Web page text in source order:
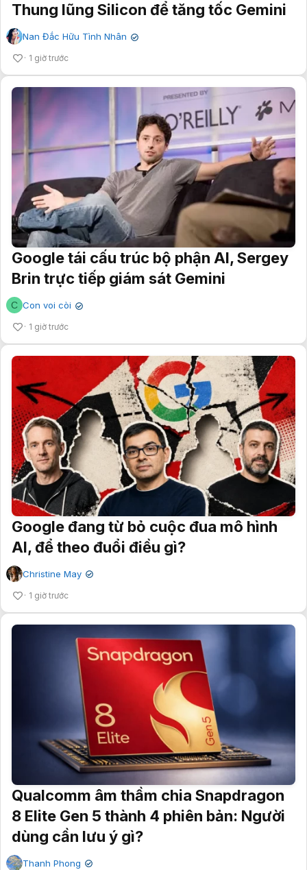
Thung lũng Silicon để tăng tốc Gemini
Nan Đắc Hữu Tình Nhân ✔
1 giờ trước
Google tái cấu trúc bộ phận AI, Sergey
Brin trực tiếp giám sát Gemini
C Con voi còi ✔
1 giờ trước
Google đang từ bỏ cuộc đua mô hình
AI, để theo đuổi điều gì?
Christine May ✔
1 giờ trước
Qualcomm âm thầm chia Snapdragon
8 Elite Gen 5 thành 4 phiên bản: Người
dùng cần lưu ý gì?
Thanh Phong ✔